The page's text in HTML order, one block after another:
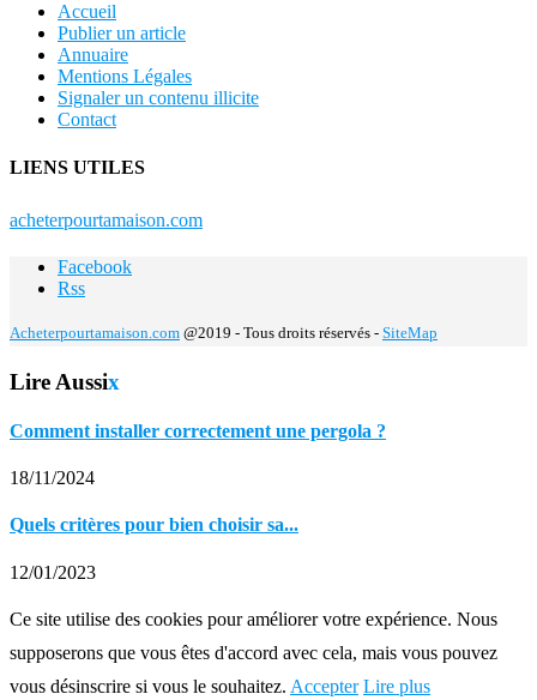
Accueil
Publier un article
Annuaire
Mentions Légales
Signaler un contenu illicite
Contact
LIENS UTILES
acheterpourtamaison.com
Facebook
Rss
Acheterpourtamaison.com @2019 - Tous droits réservés - SiteMap
Lire Aussix
Comment installer correctement une pergola ?
18/11/2024
Quels critères pour bien choisir sa...
12/01/2023
Ce site utilise des cookies pour améliorer votre expérience. Nous
supposerons que vous êtes d'accord avec cela, mais vous pouvez
vous désinscrire si vous le souhaitez. Accepter Lire plus